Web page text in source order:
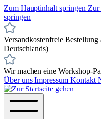
Zum Hauptinhalt springen Zur
springen
Versandkostenfreie
Deutschlands)
Wir machen eine Workshop-
Über uns Impressum Kontakt